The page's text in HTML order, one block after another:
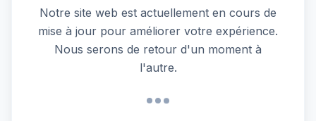
Notre site web est actuellement en cours de
mise à jour pour améliorer votre expérience.
Nous serons de retour d'un moment à
l'autre.